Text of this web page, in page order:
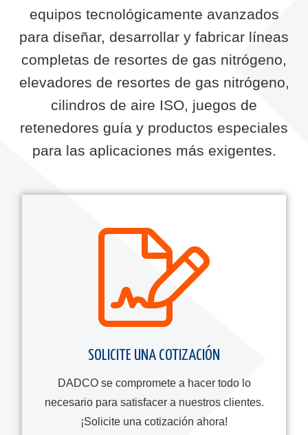
equipos tecnológicamente avanzados
para diseñar, desarrollar y fabricar líneas
completas de resortes de gas nitrógeno,
elevadores de resortes de gas nitrógeno,
cilindros de aire ISO, juegos de
retenedores guía y productos especiales
para las aplicaciones más exigentes.
SOLICITE UNA COTIZACIÓN
DADCO se compromete a hacer todo lo
necesario para satisfacer a nuestros clientes.
¡Solicite una cotización ahora!